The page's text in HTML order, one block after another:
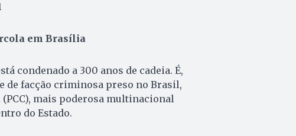
em Brasília
condenado a 300 anos de cadeia. É,
de facção criminosa preso no Brasil,
mais poderosa multinacional
do Estado.